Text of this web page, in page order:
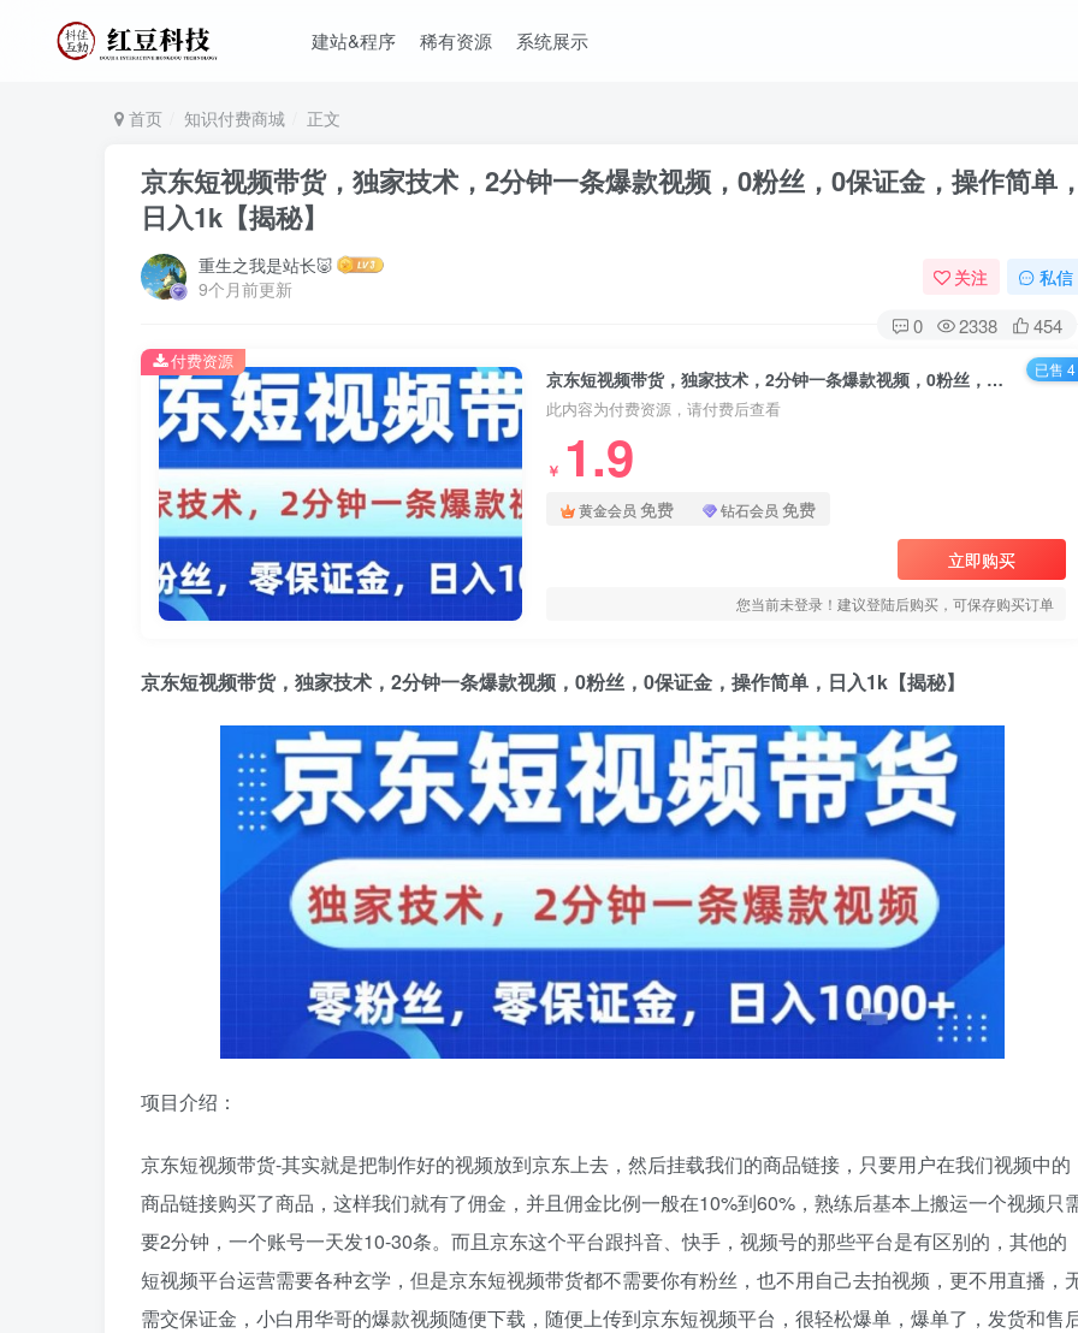
建站&程序 稀有资源 系统展示
首页 知识付费商城 正文
京东短视频带货，独家技术，2分钟一条爆款视频，0粉丝，0保证金，操作简单，
日入1k【揭秘】
重生之我是站长🐷
9个月前更新
关注 私信
0 2338 454
京东短视频带货，独家技术，2分钟一条爆款视频，0粉丝，0保证金，操作简单，日入1k【揭秘】
此内容为付费资源，请付费后查看
￥ 1.9
黄金会员 免费 钻石会员 免费
立即购买
您当前未登录！建议登陆后购买，可保存购买订单
付费资源 已售 4
京东短视频带货，独家技术，2分钟一条爆款视频，0粉丝，0保证金，操作简单，日入1k【揭秘】
项目介绍：
京东短视频带货-其实就是把制作好的视频放到京东上去，然后挂载我们的商品链接，只要用户在我们视频中的
商品链接购买了商品，这样我们就有了佣金，并且佣金比例一般在10%到60%，熟练后基本上搬运一个视频只
要2分钟，一个账号一天发10-30条。而且京东这个平台跟抖音、快手，视频号的那些平台是有区别的，其他的
短视频平台运营需要各种玄学，但是京东短视频带货都不需要你有粉丝，也不用自己去拍视频，更不用直播，
需交保证金，小白用华哥的爆款视频随便下载，随便上传到京东短视频平台，很轻松爆单，爆单了，发货和售